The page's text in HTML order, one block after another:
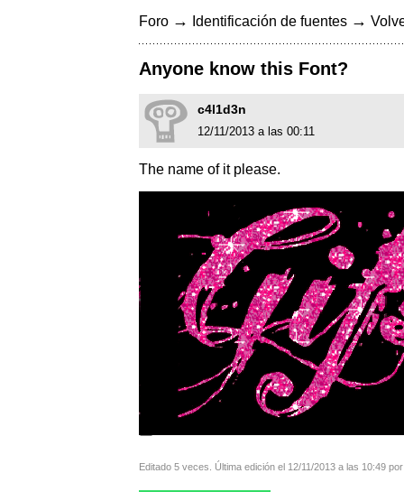
Foro → Identificación de fuentes →
Anyone know this Font?
c4l1d3n
12/11/2013 a las 00:11
The name of it please.
Editado 5 veces. Última edición el 12/11/2013 a las 10:49